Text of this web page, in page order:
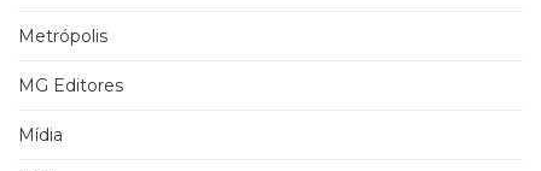
Metrópolis
MG Editores
Mídia